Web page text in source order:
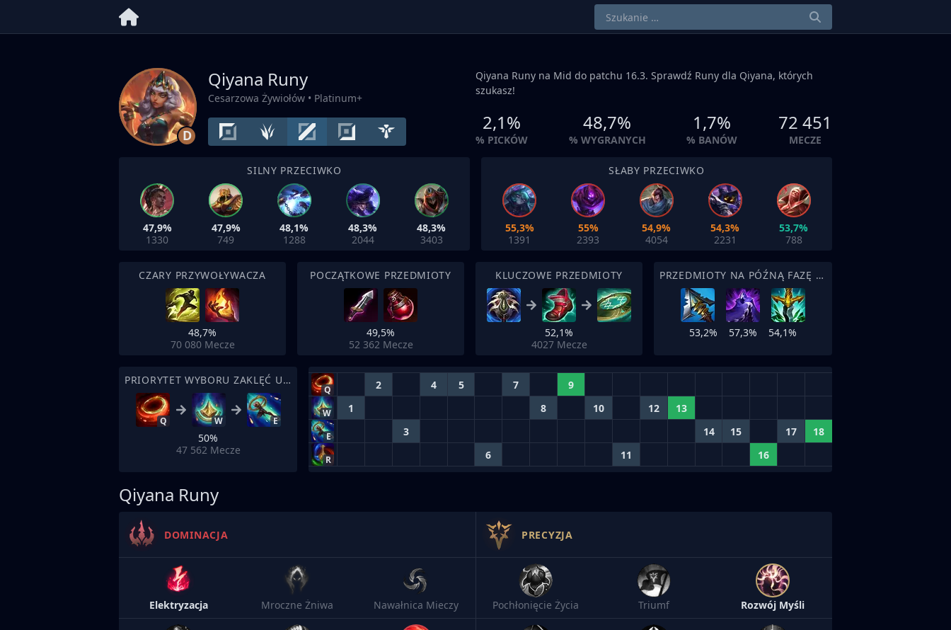
D
Qiyana Runy
Cesarzowa Żywiołów • Platinum+
Qiyana Runy na Mid do patchu 16.3. Sprawdź Runy dla Qiyana, których
szukasz!
2,1%
% PICKÓW
48,7%
% WYGRANYCH
1,7%
% BANÓW
72 451
MECZE
SILNY PRZECIWKO
47,9%
1330
47,9%
749
48,1%
1288
48,3%
2044
48,3%
3403
SŁABY PRZECIWKO
55,3%
1391
55%
2393
54,9%
4054
54,3%
2231
53,7%
788
CZARY PRZYWOŁYWACZA
48,7%
70 080 Mecze
POCZĄTKOWE PRZEDMIOTY
49,5%
52 362 Mecze
KLUCZOWE PRZEDMIOTY
52,1%
4027 Mecze
PRZEDMIOTY NA PÓŹNĄ FAZĘ MECZU
53,2% 57,3% 54,1%
PRIORYTET WYBORU ZAKLĘĆ UMIEJĘTNOŚCI
Q W E
50%
47 562 Mecze
Q 2 4 5 7 9
W 1 8 10 12 13
E 3 14 15 17 18
R 6 11 16
Qiyana Runy
DOMINACJA
Elektryzacja Mroczne Żniwa Nawałnica Mieczy
PRECYZJA
Pochłonięcie Życia Triumf Rozwój Myśli